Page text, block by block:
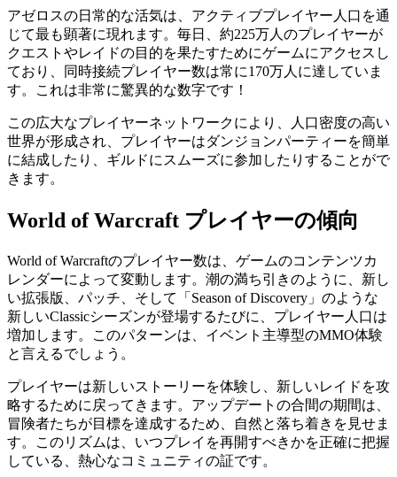
アゼロスの日常的な活気は、アクティブプレイヤー人口を通
じて最も顕著に現れます。毎日、約225万人のプレイヤーが
クエストやレイドの目的を果たすためにゲームにアクセスし
ており、同時接続プレイヤー数は常に170万人に達していま
す。これは非常に驚異的な数字です！
この広大なプレイヤーネットワークにより、人口密度の高い
世界が形成され、プレイヤーはダンジョンパーティーを簡単
に結成したり、ギルドにスムーズに参加したりすることがで
きます。
World of Warcraft プレイヤーの傾向
World of Warcraftのプレイヤー数は、ゲームのコンテンツカ
レンダーによって変動します。潮の満ち引きのように、新し
い拡張版、パッチ、そして「Season of Discovery」のような
新しいClassicシーズンが登場するたびに、プレイヤー人口は
増加します。このパターンは、イベント主導型のMMO体験
と言えるでしょう。
プレイヤーは新しいストーリーを体験し、新しいレイドを攻
略するために戻ってきます。アップデートの合間の期間は、
冒険者たちが目標を達成するため、自然と落ち着きを見せま
す。このリズムは、いつプレイを再開すべきかを正確に把握
している、熱心なコミュニティの証です。